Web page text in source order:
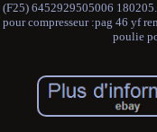
6452929505006
compresseur :pag 46 yf
poulie